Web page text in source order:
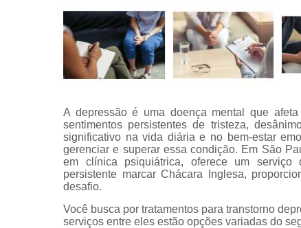
para
bipolar
para
estresse
para
transtorno
pânico
A depressão é uma doença mental que
sentimentos persistentes de tristeza,
significativo na vida diária e no bem-estar
gerenciar e superar essa condição. Em São
em clínica psiquiátrica, oferece um serviço
persistente marcar Chácara Inglesa,
desafio.
Você busca por tratamentos para transtorno
serviços entre eles estão opções variadas do